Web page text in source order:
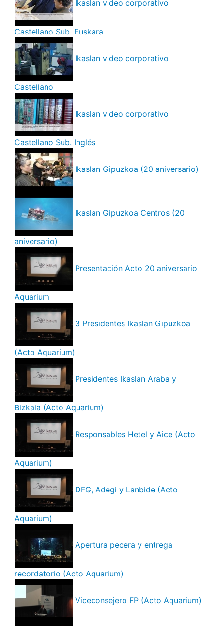
Ikaslan video corporativo
Castellano Sub. Euskara
Ikaslan video corporativo
Castellano
Ikaslan video corporativo
Castellano Sub. Inglés
Ikaslan Gipuzkoa (20 aniversario)
Ikaslan Gipuzkoa Centros (20
aniversario)
Presentación Acto 20 aniversario
Aquarium
3 Presidentes Ikaslan Gipuzkoa
(Acto Aquarium)
Presidentes Ikaslan Araba y
Bizkaia (Acto Aquarium)
Responsables Hetel y Aice (Acto
Aquarium)
DFG, Adegi y Lanbide (Acto
Aquarium)
Apertura pecera y entrega
recordatorio (Acto Aquarium)
Viceconsejero FP (Acto Aquarium)